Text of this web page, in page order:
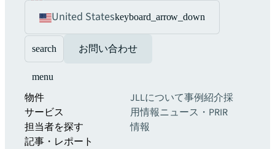
United Stateskeyboard_arrow_down
search お問い合わせ
menu
物件
サービス
担当者を探す
記事・レポート
JLLについて事例紹介採
用情報ニュース・PRIR
情報